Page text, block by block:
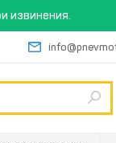
извинения.